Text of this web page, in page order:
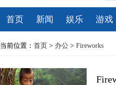
首页 新闻 娱乐 游戏
当前位置： 首页 > 办公 > Fireworks